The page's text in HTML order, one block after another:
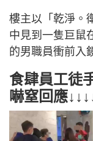
樓主以「乾淨。
中見到一隻巨鼠
的男職員衝前入
食肆員工徒
嚇窒回應